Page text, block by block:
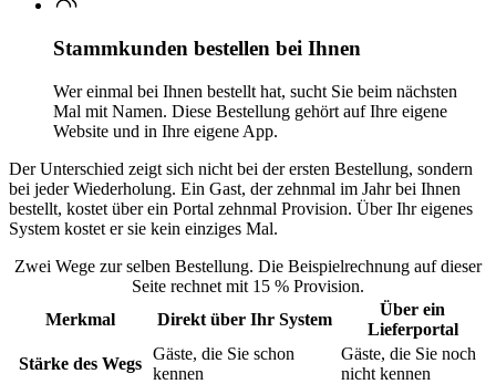
Stammkunden bestellen bei Ihnen
Wer einmal bei Ihnen bestellt hat, sucht Sie beim nächsten
Mal mit Namen. Diese Bestellung gehört auf Ihre eigene
Website und in Ihre eigene App.
Der Unterschied zeigt sich nicht bei der ersten Bestellung, sondern
bei jeder Wiederholung. Ein Gast, der zehnmal im Jahr bei Ihnen
bestellt, kostet über ein Portal zehnmal Provision. Über Ihr eigenes
System kostet er sie kein einziges Mal.
Zwei Wege zur selben Bestellung. Die Beispielrechnung auf dieser
Seite rechnet mit 15 % Provision.
Merkmal
Direkt über Ihr System
Über ein
Lieferportal
Stärke des Wegs
Gäste, die Sie schon
kennen
Gäste, die Sie noch
nicht kennen